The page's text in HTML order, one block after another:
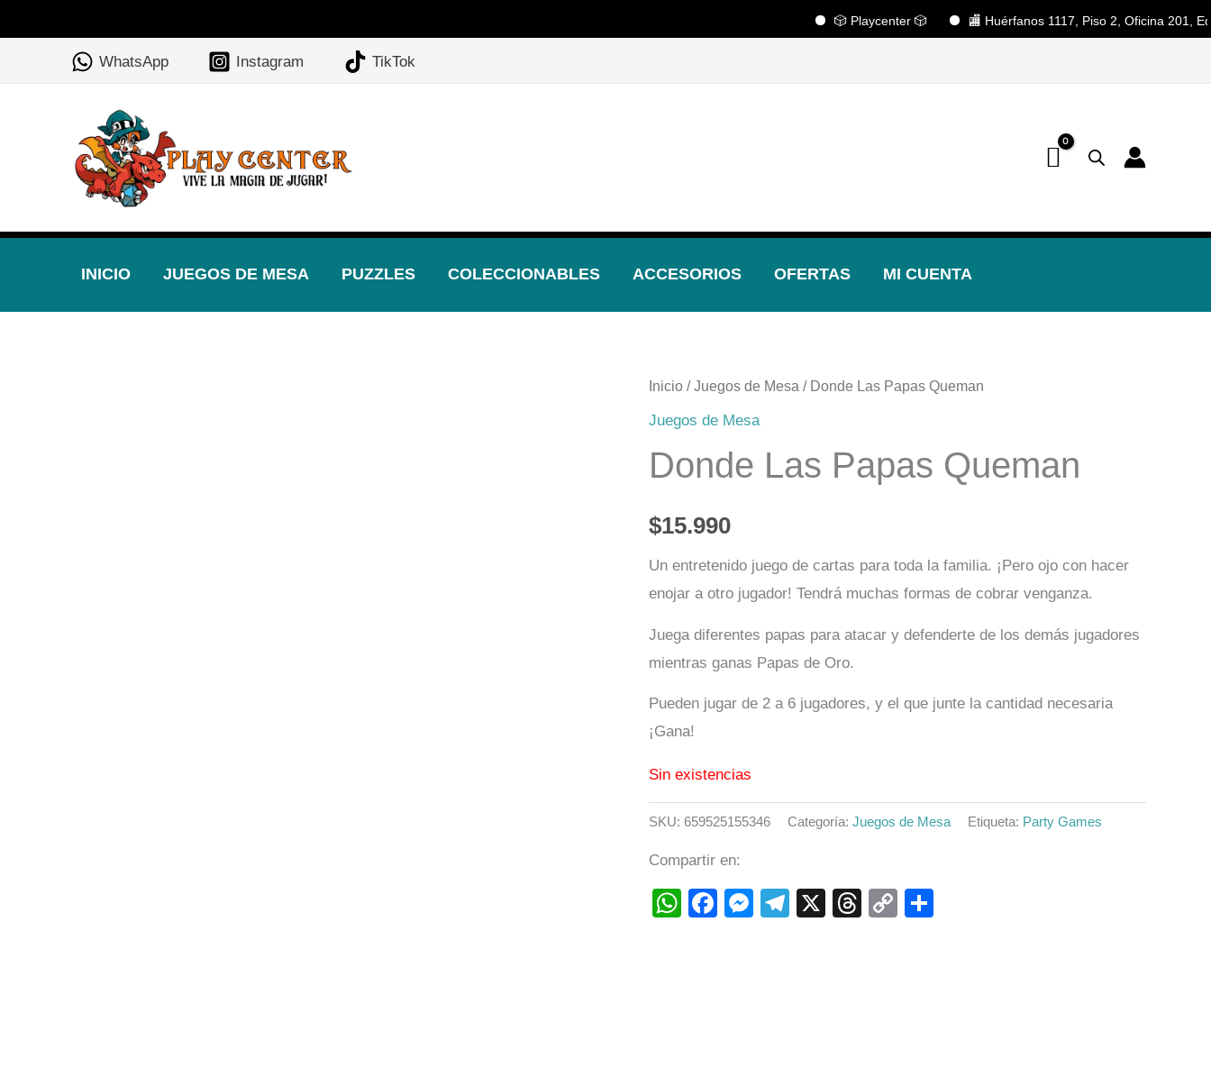
🎲 Playcenter 🎲 🏬 Huérfanos 1117, Piso 2, Oficina 201,
al
WhatsApp Instagram TikTok
INICIO JUEGOS DE MESA PUZZLES COLECCIONABLES ACCESORIOS OFERTAS MI CUENTA
Inicio /Juegos de Mesa / Donde Las Papas Queman
Juegos de Mesa
Donde Las Papas Queman
$15.990
Un entretenido juego de cartas para toda la familia. ¡Pero ojo con hacer
enojar a otro jugador! Tendrá muchas formas de cobrar venganza.
Juega diferentes papas para atacar y defenderte de los demás jugadores
mientras ganas Papas de Oro.
Pueden jugar de 2 a 6 jugadores, y el que junte la cantidad necesaria
¡Gana!
Sin existencias
SKU: 659525155346 Categoría: Juegos de Mesa Etiqueta: Party Games
Compartir en:
WhatsApp
Facebook
Messenger
Telegram
X Threads
Copy
📢 ¡OFERTAS! 🔥